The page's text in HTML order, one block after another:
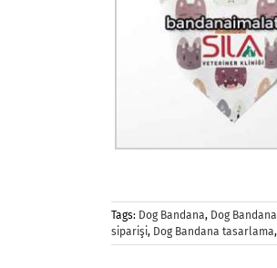
Tags: Dog Bandana, Dog
siparişi, Dog Bandana tasarlama,